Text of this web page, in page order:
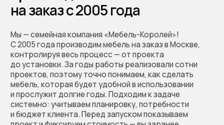
Основатели - Всеволод и Татьяна Король
Оставьте заявку
на бесплатный расчёт
стоимости вашей мебели.
Мы перезвоним, обсудим
проект, предложим
решение и зафиксируем